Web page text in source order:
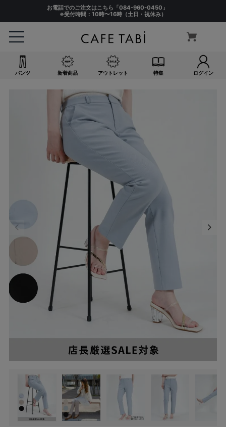
お電話でのご注文はこちら「084-960-0450 」
※受付時間：10時〜16時（土日・祝休み）
パンツ 新着商品 アウトレット 特集 ログイン